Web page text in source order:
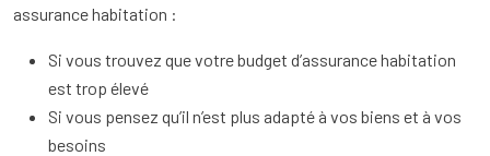
assurance habitation :
Si vous trouvez que votre budget d’assurance habitation
est trop élevé
Si vous pensez qu’il n’est plus adapté à vos biens et à vos
besoins